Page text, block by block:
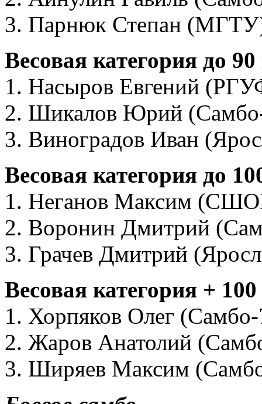
3. Парнюк Степан
Весовая категория до 90
1. Насыров Евгений
2. Шикалов Юрий
3. Виноградов Иван
Весовая категория до
1. Неганов Максим
2. Воронин Дмитрий
3. Грачев Дмитрий
Весовая категория + 100
1. Хорпяков Олег
2. Жаров Анатолий
3. Ширяев Максим